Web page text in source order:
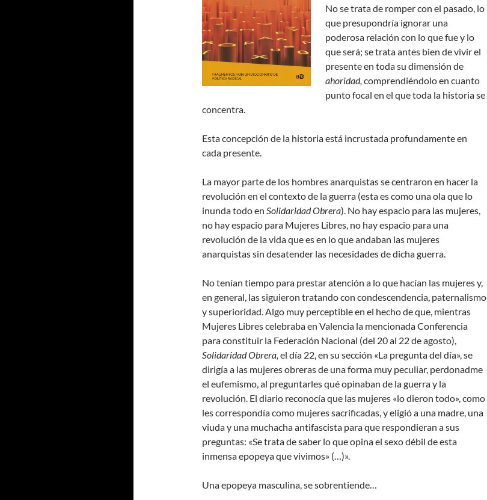
No se trata de romper con el pasado, lo
que presupondría ignorar una
poderosa relación con lo que fue y lo
que será; se trata antes bien de vivir el
presente en toda su dimensión de
ahoridad, comprendiéndolo en cuanto
punto focal en el que toda la historia se
concentra.
Esta concepción de la historia está incrustada profundamente en
cada presente.
La mayor parte de los hombres anarquistas se centraron en hacer la
revolución en el contexto de la guerra (esta es como una ola que lo
inunda todo en Solidaridad Obrera). No hay espacio para las mujeres,
no hay espacio para Mujeres Libres, no hay espacio para una
revolución de la vida que es en lo que andaban las mujeres
anarquistas sin desatender las necesidades de dicha guerra.
No tenían tiempo para prestar atención a lo que hacían las mujeres y,
en general, las siguieron tratando con condescendencia, paternalismo
y superioridad. Algo muy perceptible en el hecho de que, mientras
Mujeres Libres celebraba en Valencia la mencionada Conferencia
para constituir la Federación Nacional (del 20 al 22 de agosto),
Solidaridad Obrera, el día 22, en su sección «La pregunta del día», se
dirigía a las mujeres obreras de una forma muy peculiar, perdonadme
el eufemismo, al preguntarles qué opinaban de la guerra y la
revolución. El diario reconocía que las mujeres «lo dieron todo», como
les correspondía como mujeres sacrificadas, y eligió a una madre, una
viuda y una muchacha antifascista para que respondieran a sus
preguntas: «Se trata de saber lo que opina el sexo débil de esta
inmensa epopeya que vivimos» (…)».
Una epopeya masculina, se sobrentiende…